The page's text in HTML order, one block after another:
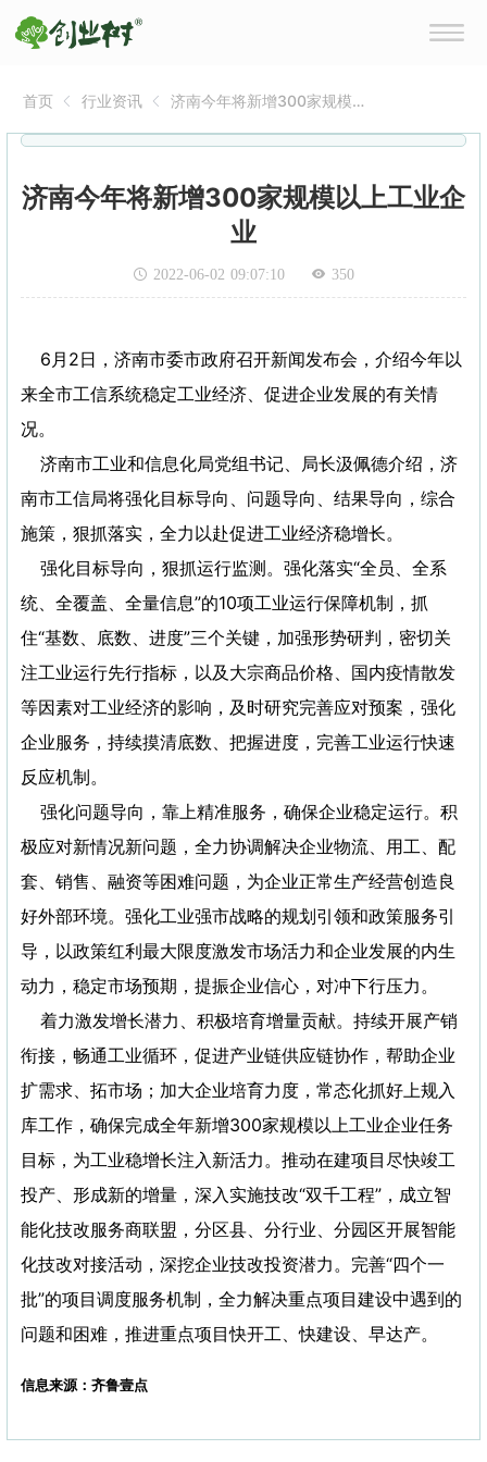
首页 行业资讯
济南今年将新增300家规模
济南今年将新增300家规模以上工业企
业
2022-06-02 09:07:10 350
6月2日，济南市委市政府召开新闻发布会，介绍今年以
来全市工信系统稳定工业经济、促进企业发展的有关情
况。
济南市工业和信息化局党组书记、局长汲佩德介绍，济
南市工信局将强化目标导向、问题导向、结果导向，综合
施策，狠抓落实，全力以赴促进工业经济稳增长。
强化目标导向，狠抓运行监测。强化落实“全员、全系
统、全覆盖、全量信息”的10项工业运行保障机制，抓
住“基数、底数、进度”三个关键，加强形势研判，密切关
注工业运行先行指标，以及大宗商品价格、国内疫情散发
等因素对工业经济的影响，及时研究完善应对预案，强化
企业服务，持续摸清底数、把握进度，完善工业运行快速
反应机制。
强化问题导向，靠上精准服务，确保企业稳定运行。积
极应对新情况新问题，全力协调解决企业物流、用工、配
套、销售、融资等困难问题，为企业正常生产经营创造良
好外部环境。强化工业强市战略的规划引领和政策服务引
导，以政策红利最大限度激发市场活力和企业发展的内生
动力，稳定市场预期，提振企业信心，对冲下行压力。
着力激发增长潜力、积极培育增量贡献。持续开展产销
衔接，畅通工业循环，促进产业链供应链协作，帮助企业
扩需求、拓市场；加大企业培育力度，常态化抓好上规入
库工作，确保完成全年新增300家规模以上工业企业任务
目标，为工业稳增长注入新活力。推动在建项目尽快竣工
投产、形成新的增量，深入实施技改“双千工程”，成立智
能化技改服务商联盟，分区县、分行业、分园区开展智能
化技改对接活动，深挖企业技改投资潜力。完善“四个一
批”的项目调度服务机制，全力解决重点项目建设中遇到的
问题和困难，推进重点项目快开工、快建设、早达产。
信息来源：齐鲁壹点